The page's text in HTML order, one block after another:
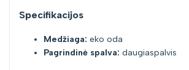
Specifikacijos
Medžiaga: eko oda
Pagrindinė spalva: daugiaspalvis